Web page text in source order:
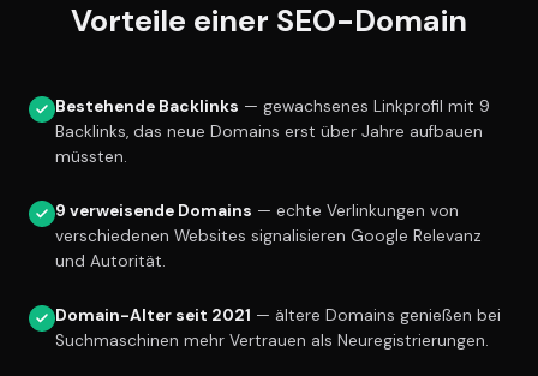
Vorteile einer SEO-Domain
Bestehende Backlinks — gewachsenes Linkprofil mit 9
Backlinks, das neue Domains erst über Jahre aufbauen
müssten.
9 verweisende Domains — echte Verlinkungen von
verschiedenen Websites signalisieren Google Relevanz
und Autorität.
Domain-Alter seit 2021 — ältere Domains genießen bei
Suchmaschinen mehr Vertrauen als Neuregistrierungen.